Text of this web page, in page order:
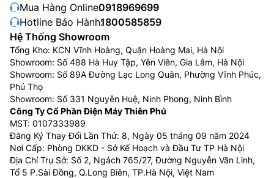
Mua Hàng Online:0918969699
Hotline Bảo Hành:1800585859
Hệ Thống Showroom
Tổng Kho: KCN Vĩnh Hoàng, Quận Hoàng Mai, Hà Nội
Showroom: Số 488 Hà Huy Tập, Yên Viên, Gia Lâm, Hà Nội
Showroom: Số 89A Đường Lạc Long Quân, Phường Vĩnh Phúc,
Phú Thọ
Showroom: Số 331 Nguyễn Huệ, Ninh Phong, Ninh Bình
Công Ty Cổ Phần Điện Máy Thiên Phú
MST: 0107333989
Đăng Ký Thay Đổi Lần Thứ: 8, Ngày 05 tháng 09 năm 2024
Nơi Cấp: Phòng DKKD - Sở Kế Hoạch và Đầu Tư TP Hà Nội
Địa Chỉ Trụ Sở: Số 2, Ngách 765/27, Đường Nguyễn Văn Linh,
Tổ 5 P.Sài Đồng, Q.Long Biên, TP.Hà Nội, Việt Nam